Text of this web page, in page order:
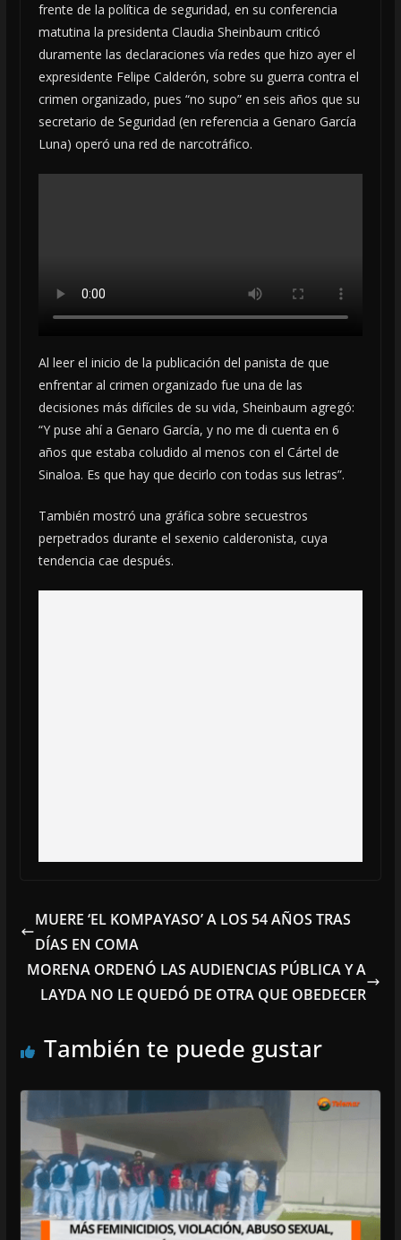
frente de la política de seguridad, en su conferencia
matutina la presidenta Claudia Sheinbaum criticó
duramente las declaraciones vía redes que hizo ayer el
expresidente Felipe Calderón, sobre su guerra contra el
crimen organizado, pues “no supo” en seis años que su
secretario de Seguridad (en referencia a Genaro García
Luna) operó una red de narcotráfico.
Al leer el inicio de la publicación del panista de que
enfrentar al crimen organizado fue una de las
decisiones más difíciles de su vida, Sheinbaum agregó:
“Y puse ahí a Genaro García, y no me di cuenta en 6
años que estaba coludido al menos con el Cártel de
Sinaloa. Es que hay que decirlo con todas sus letras”.
También mostró una gráfica sobre secuestros
perpetrados durante el sexenio calderonista, cuya
tendencia cae después.
MUERE ‘EL KOMPAYASO’ A LOS 54 AÑOS TRAS
DÍAS EN COMA
MORENA ORDENÓ LAS AUDIENCIAS PÚBLICA Y A
LAYDA NO LE QUEDÓ DE OTRA QUE OBEDECER
También te puede gustar